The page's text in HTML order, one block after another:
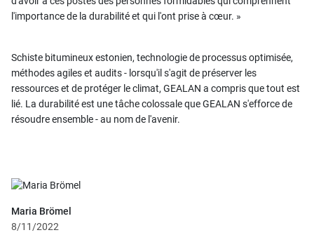
l'importance de la durabilité et qui l'ont prise à cœur. »
Schiste bitumineux estonien, technologie de processus optimisée,
méthodes agiles et audits - lorsqu'il s'agit de préserver les
ressources et de protéger le climat, GEALAN a compris que tout est
lié. La durabilité est une tâche colossale que GEALAN s'efforce de
résoudre ensemble - au nom de l'avenir.
Maria Brömel
8/11/2022